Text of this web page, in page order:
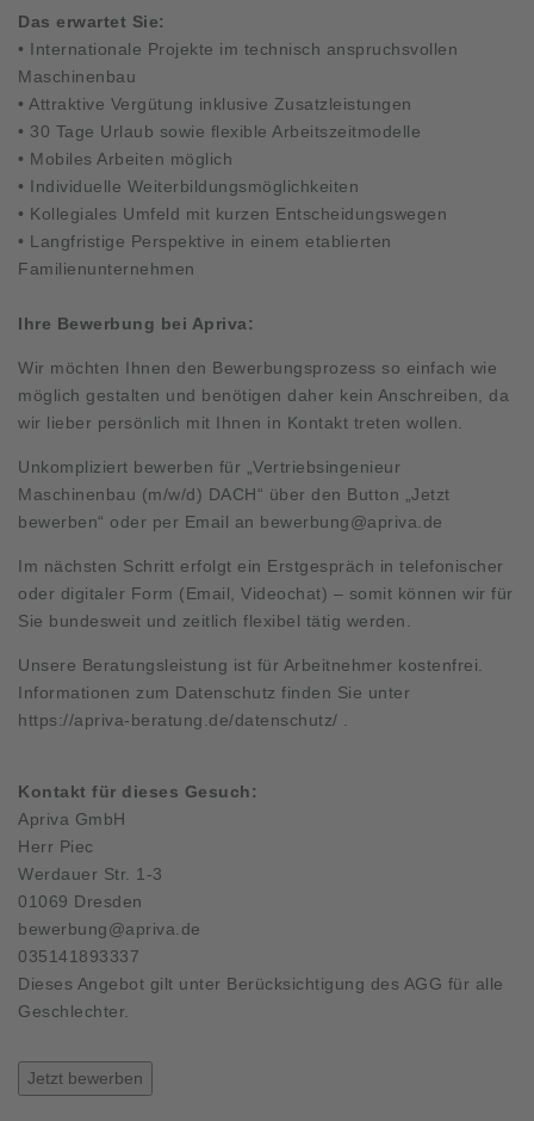
Das erwartet Sie:
• Internationale Projekte im technisch anspruchsvollen
Maschinenbau
• Attraktive Vergütung inklusive Zusatzleistungen
• 30 Tage Urlaub sowie flexible Arbeitszeitmodelle
• Mobiles Arbeiten möglich
• Individuelle Weiterbildungsmöglichkeiten
• Kollegiales Umfeld mit kurzen Entscheidungswegen
• Langfristige Perspektive in einem etablierten
Familienunternehmen
Ihre Bewerbung bei Apriva:
Wir möchten Ihnen den Bewerbungsprozess so einfach wie
möglich gestalten und benötigen daher kein Anschreiben, da
wir lieber persönlich mit Ihnen in Kontakt treten wollen.
Unkompliziert bewerben für „Vertriebsingenieur
Maschinenbau (m/w/d) DACH“ über den Button „Jetzt
bewerben“ oder per Email an bewerbung@apriva.de
Im nächsten Schritt erfolgt ein Erstgespräch in telefonischer
oder digitaler Form (Email, Videochat) – somit können wir für
Sie bundesweit und zeitlich flexibel tätig werden.
Unsere Beratungsleistung ist für Arbeitnehmer kostenfrei.
Informationen zum Datenschutz finden Sie unter
https://apriva-beratung.de/datenschutz/
Kontakt für dieses Gesuch:
Apriva GmbH
Herr Piec
Werdauer Str. 1-3
01069 Dresden
bewerbung@apriva.de
035141893337
Dieses Angebot gilt unter Berücksichtigung des AGG für alle
Geschlechter.
Jetzt bewerben